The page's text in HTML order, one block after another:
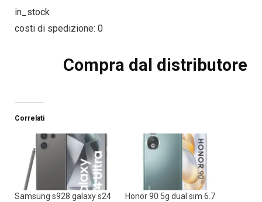
in_stock
costi di spedizione: 0
Compra dal distributore
Correlati
Samsung s928 galaxy s24
Honor 90 5g dual sim 6.7